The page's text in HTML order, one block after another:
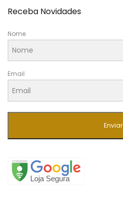
Receba Novidades
Nome
Email
Enviar